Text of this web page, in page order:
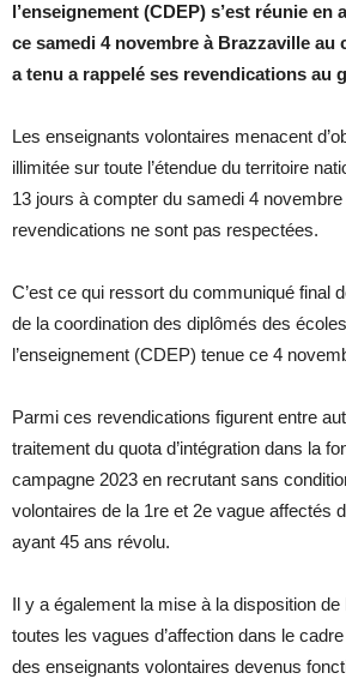
l’enseignement (CDEP) s’est réunie en
ce samedi 4 novembre à Brazzaville au
a tenu a rappelé ses revendications au
Les enseignants volontaires menacent
illimitée sur toute l’étendue du territoire
13 jours à compter du samedi 4
revendications ne sont pas respectées.
C’est ce qui ressort du communiqué final
de la coordination des diplômés des
l’enseignement (CDEP) tenue ce 4
Parmi ces revendications figurent entre
traitement du quota d’intégration dans la
campagne 2023 en recrutant sans
volontaires de la 1re et 2e vague affectés
ayant 45 ans révolu.
Il y a également la mise à la disposition
toutes les vagues d’affection dans le
des enseignants volontaires devenus